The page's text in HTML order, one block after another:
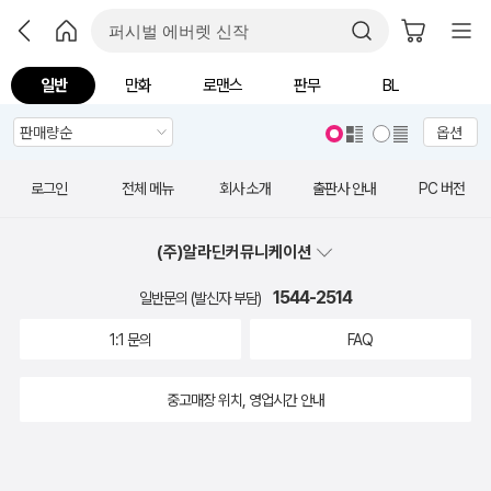
일반 만화 로맨스 판무 BL
옵션
로그인 전체 메뉴 회사 소개 출판사 안내 PC 버전
(주)알라딘커뮤니케이션
일반문의 (발신자 부담) 1544-2514
1:1 문의 FAQ
중고매장 위치, 영업시간 안내